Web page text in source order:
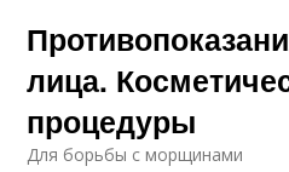
лица.
процедуры
Для борьбы с морщинами